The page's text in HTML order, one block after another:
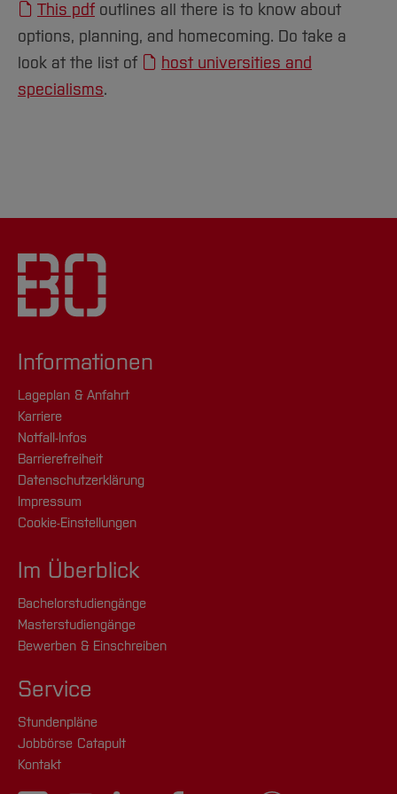
This pdf outlines all there is to know about
options, planning, and homecoming. Do take a
look at the list of
host universities and
specialisms.
Informationen
Lageplan & Anfahrt
Karriere
Notfall-Infos
Barrierefreiheit
Datenschutzerklärung
Impressum
Cookie-Einstellungen
Im Überblick
Bachelorstudiengänge
Masterstudiengänge
Bewerben & Einschreiben
Service
Stundenpläne
Jobbörse Catapult
Kontakt